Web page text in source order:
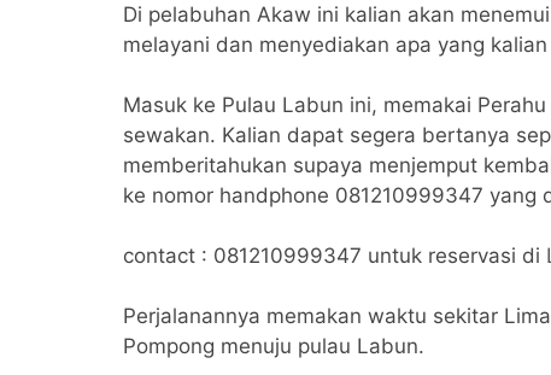
Di pelabuhan Akaw ini kalian akan
melayani dan menyediakan apa yang
Masuk ke Pulau Labun ini, memakai
sewakan. Kalian dapat segera bertanya
memberitahukan supaya menjemput
ke nomor handphone 081210999347 yang
contact : 081210999347 untuk reservasi di
Perjalanannya memakan waktu sekitar
Pompong menuju pulau Labun.